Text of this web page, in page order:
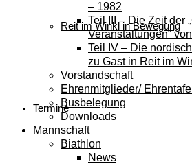
Reit im Winkl in Bewegung
Termine
– 1982
Teil III – Die Zeit der
Veranstaltungen“
Teil IV – Die
zu Gast in Reit im
Vorstandschaft
Ehrenmitglieder/ Ehrentafel
Busbelegung
Downloads
Mannschaft
Biathlon
News